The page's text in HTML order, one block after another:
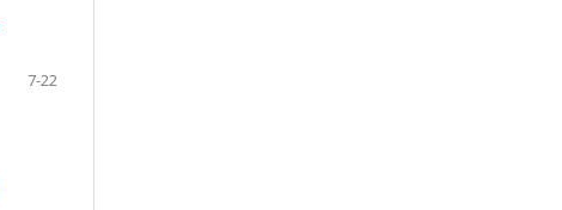
7-22